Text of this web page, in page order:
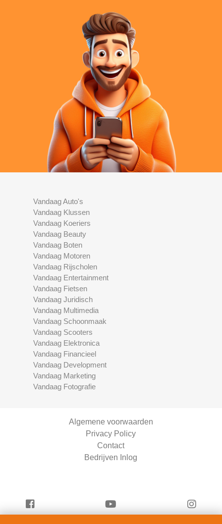
Vandaag Auto's
Vandaag Klussen
Vandaag Koeriers
Vandaag Beauty
Vandaag Boten
Vandaag Motoren
Vandaag Rijscholen
Vandaag Entertainment
Vandaag Fietsen
Vandaag Juridisch
Vandaag Multimedia
Vandaag Schoonmaak
Vandaag Scooters
Vandaag Elektronica
Vandaag Financieel
Vandaag Development
Vandaag Marketing
Vandaag Fotografie
Algemene voorwaarden
Privacy Policy
Contact
Bedrijven Inlog